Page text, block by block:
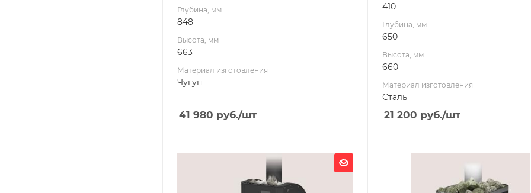
Глубина, мм
848
Высота, мм
663
Материал изготовления
Чугун
41 980 руб./шт
410
Глубина, мм
650
Высота, мм
660
Материал изготовления
Сталь
21 200 руб./шт